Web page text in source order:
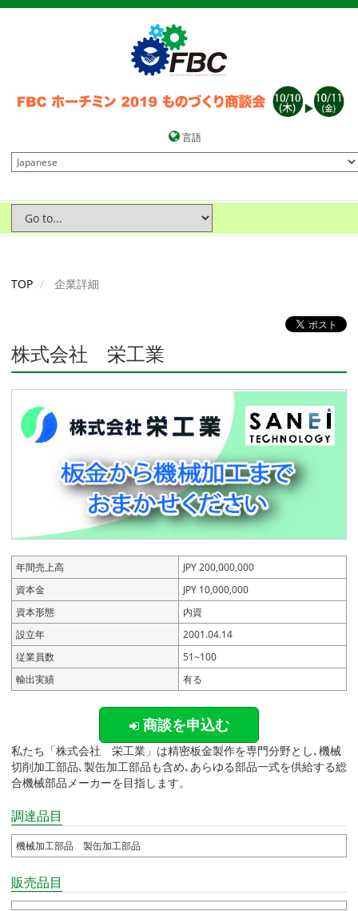
言語
TOP 企業詳細
株式会社 栄工業
年間売上高
JPY 200,000,000
資本金
JPY 10,000,000
資本形態
内資
設立年
2001.04.14
従業員数
51~100
輸出実績
有る
商談を申込む
私たち「株式会社 栄工業」は精密板金製作を専門分野とし､機械
切削加工部品､製缶加工部品も含め､あらゆる部品一式を供給する総
合機械部品メーカーを目指します。
調達品目
機械加工部品 製缶加工部品
販売品目